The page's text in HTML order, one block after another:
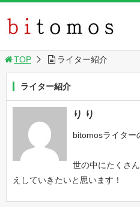
TOP ライター紹介
ライター紹介
り り
bitomosライター
世の中にたくさ
えしていきたいと思います！